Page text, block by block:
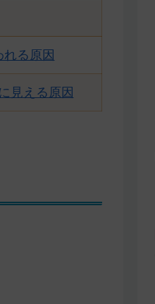
る原因
見える原因